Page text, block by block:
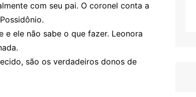
com seu pai. O coronel conta a
e ele não sabe o que fazer. Leonora
são os verdadeiros donos de